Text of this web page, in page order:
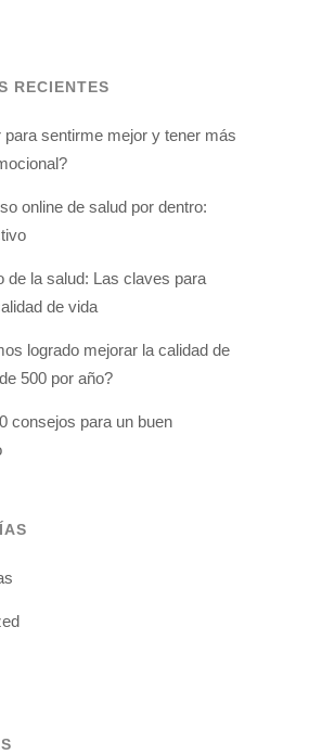
RECIENTES
para sentirme mejor y tener más
online de salud por dentro:
de la salud: Las claves para
de vida
logrado mejorar la calidad de
500 por año?
consejos para un buen